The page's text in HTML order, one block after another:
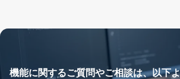
機能に関するご質問やご相談は、以下